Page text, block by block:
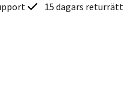
15 dagars returrätt